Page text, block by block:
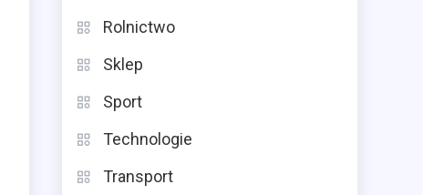
Rolnictwo
Sklep
Sport
Technologie
Transport